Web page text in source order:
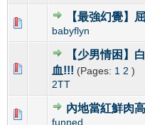
【最強幻覺】
babyflyn
0 Vote(s) - 0
【少男情困】
血!!! (Pages: 1 2 )
2TT
0 Vote(s) - 0
內地當紅鮮肉
funned
0 Vote(s) - 0